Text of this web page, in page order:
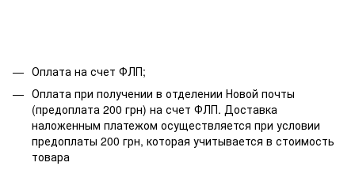
Оплата на счет ФЛП;
Оплата при получении в отделении Новой почты
(предоплата 200 грн) на счет ФЛП. Доставка
наложенным платежом осуществляется при условии
предоплаты 200 грн, которая учитывается в стоимость
товара